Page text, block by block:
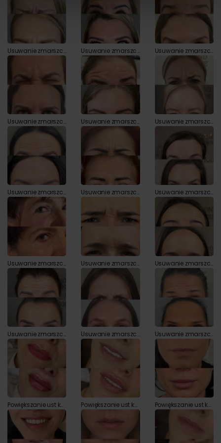
korzystania z ich usług.
Usuwanie zmarszczek botoksem przed i po zabiegu Usuwanie zmarszczek botoksem przed i po zabiegu Usuwanie zmarszczek botoksem przed i po zabiegu
Usuwanie zmarszczek botoksem przed i po zabiegu Usuwanie zmarszczek botoksem przed i po zabiegu Usuwanie zmarszczek botoksem przed i po zabiegu
Usuwanie zmarszczek botoksem przed i po zabiegu Usuwanie zmarszczek botoksem przed i po zabiegu Usuwanie zmarszczek botoksem przed i po zabiegu
Usuwanie zmarszczek botoksem przed i po zabiegu Usuwanie zmarszczek botoksem przed i po zabiegu Usuwanie zmarszczek botoksem przed i po zabiegu
Usuwanie zmarszczek botoksem przed i po zabiegu Usuwanie zmarszczek botoksem przed i po zabiegu Usuwanie zmarszczek botoksem przed i po zabiegu
Powiększanie ust kwasem hialuronowym przed i po zabiegu Powiększanie ust kwasem hialuronowym przed i po zabiegu Powiększanie ust kwasem hialuronowym przed i po zabiegu